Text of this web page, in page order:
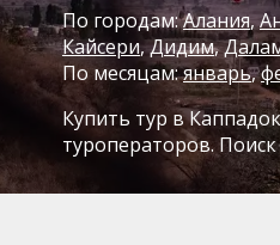
По городам:Алания
Кайсери Дидим
По месяцам:январь,
Купить тур в
туроператоров.